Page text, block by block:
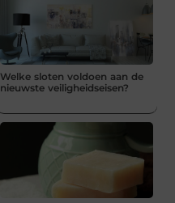
Welke sloten voldoen aan de
nieuwste veiligheidseisen?